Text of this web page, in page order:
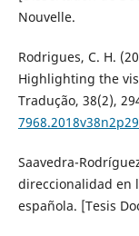
Nouvelle.
Rodrigues, C. H.
Highlighting the
Tradução, 38(2),
Saavedra-
direccionalidad en
española. [Tesis